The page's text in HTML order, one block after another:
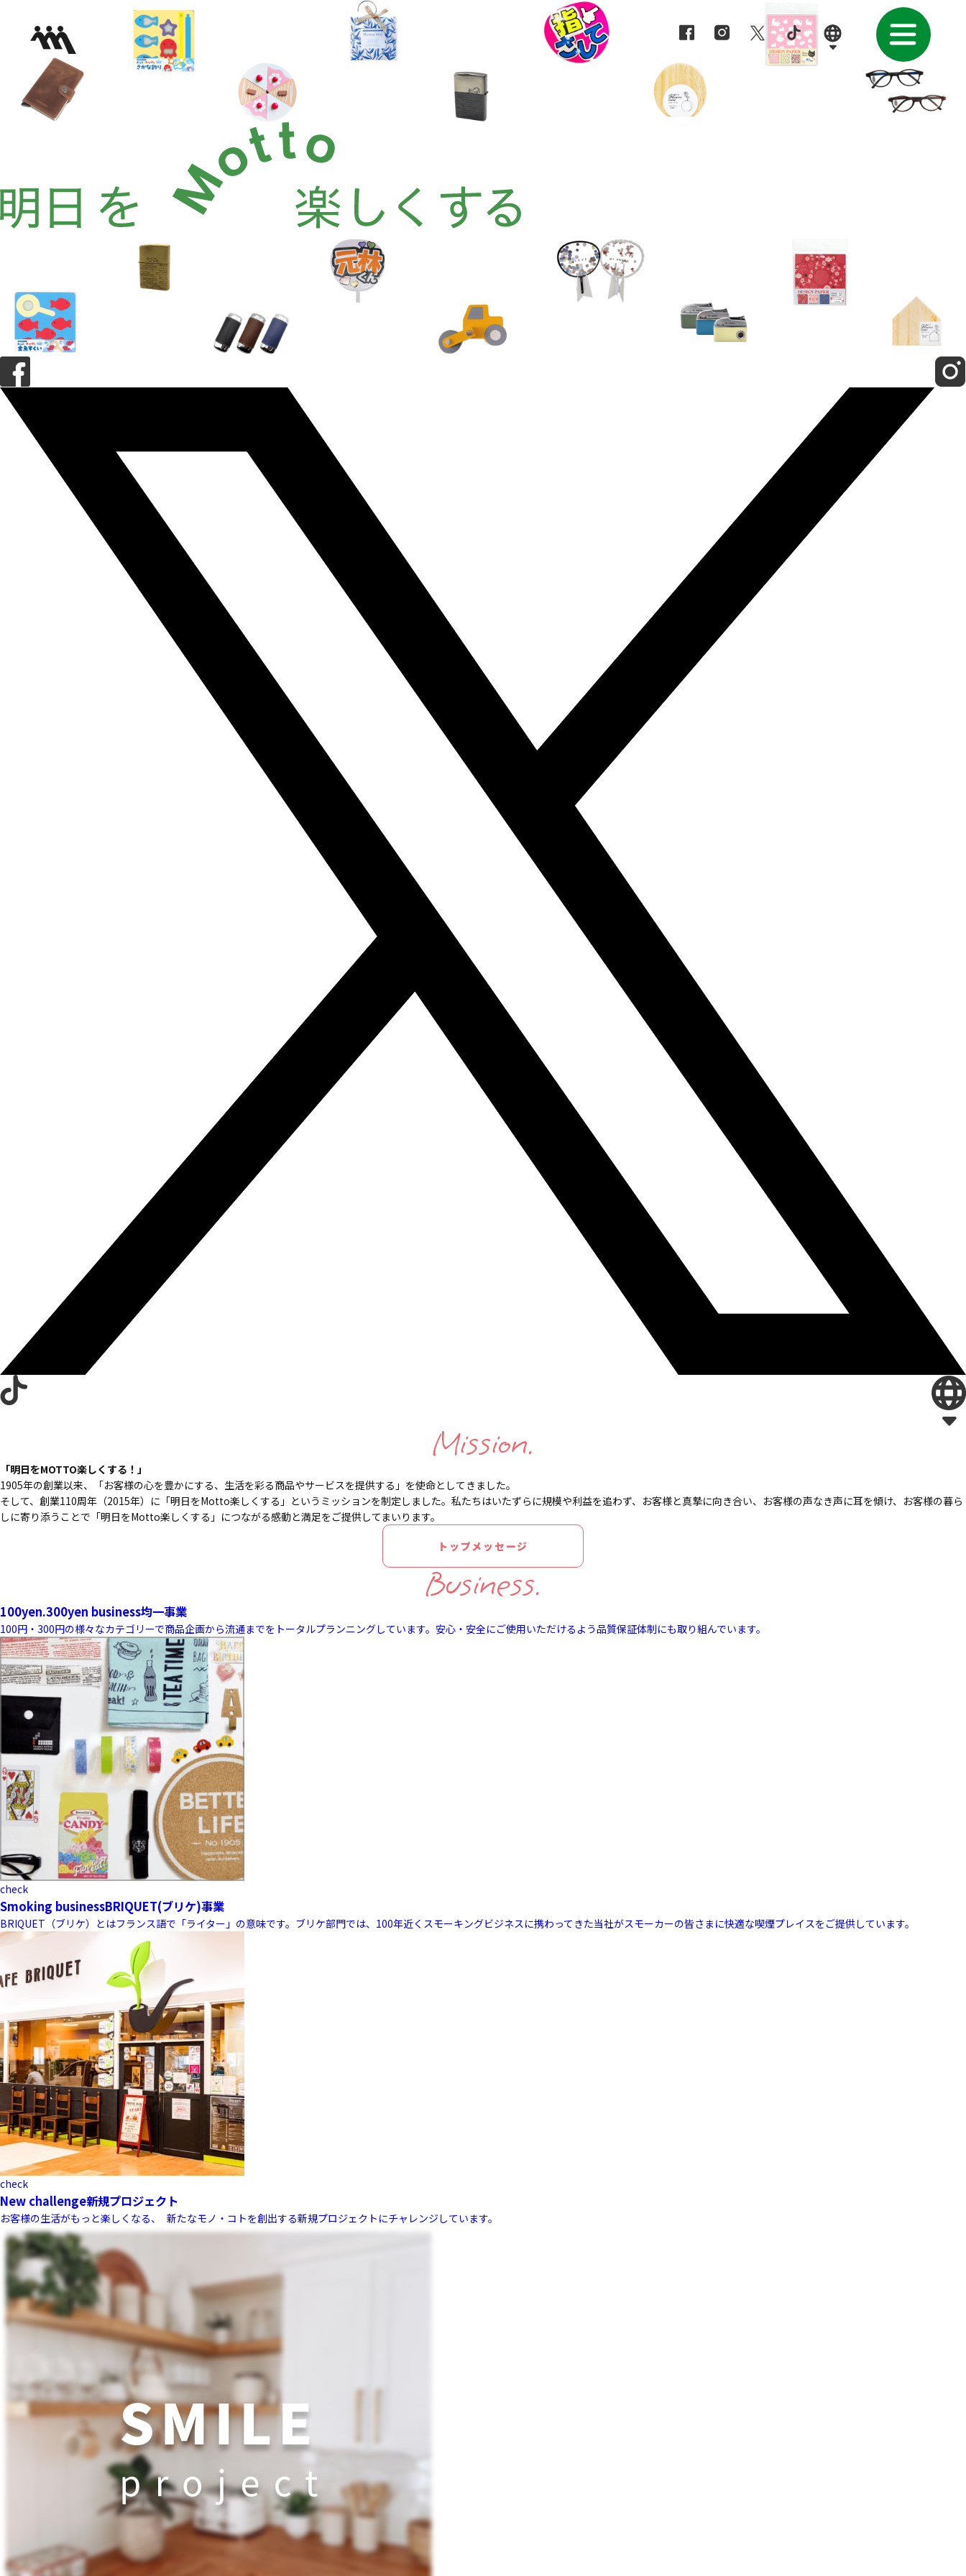
Mission.
「明日をMOTTO楽しくする！」
1905年の創業以来、
「お客様の心を豊かにする、 生活を彩る商品やサービスを提供する」を使命としてきました。
そして、創業110周年（2015年）に 「明日をMotto楽しくする」という ミッションを制定しました。 私たちはいたずらに規模や利益を追わず、 お客様と真摯に向き合い、 お客様の声なき声に耳を傾け、 お客様の暮ら
しに寄り添うことで 「明日をMotto楽しくする」につながる感動と満足をご提供してまいります。
トップメッセージ
Business.
100yen.300yen business均一事業
100円・300円の様々なカテゴリーで商品企画から流通までをトータルプランニングしています。安心・安全にご使用いただけるよう品質保証体制にも取り組んでいます。
check
Smoking businessBRIQUET(ブリケ)事業
BRIQUET（ブリケ）とはフランス語で「ライター」の意味です。ブリケ部門では、100年近くスモーキングビジネスに携わってきた当社がスモーカーの皆さまに快適な喫煙プレイスをご提供しています。
check
New challenge新規プロジェクト
お客様の生活がもっと楽しくなる、 新たなモノ・コトを創出する新規プロジェクトにチャレンジしています。